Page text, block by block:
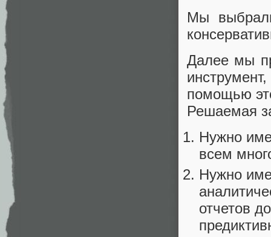
Мы
Далее мы
помощью
Решаемая
Нужно
всем
Нужно
отчетов